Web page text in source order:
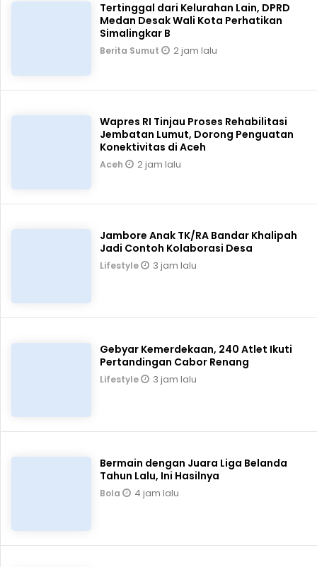
Tertinggal dari Kelurahan Lain, DPRD
Medan Desak Wali Kota Perhatikan
Simalingkar B
Berita Sumut 2 jam lalu
Wapres RI Tinjau Proses Rehabilitasi
Jembatan Lumut, Dorong Penguatan
Konektivitas di Aceh
Aceh 2 jam lalu
Jambore Anak TK/RA Bandar Khalipah
Jadi Contoh Kolaborasi Desa
Lifestyle 3 jam lalu
Gebyar Kemerdekaan, 240 Atlet Ikuti
Pertandingan Cabor Renang
Lifestyle 3 jam lalu
Bermain dengan Juara Liga Belanda
Tahun Lalu, Ini Hasilnya
Bola 4 jam lalu